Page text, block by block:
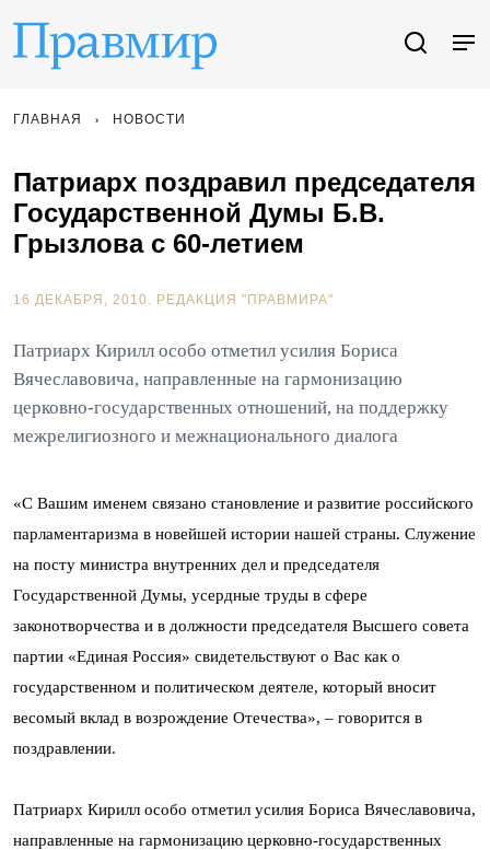
ГЛАВНАЯ НОВОСТИ
Патриарх поздравил председателя
Государственной Думы Б.В.
Грызлова с 60-летием
16 ДЕКАБРЯ, 2010. РЕДАКЦИЯ "ПРАВМИРА"
Патриарх Кирилл особо отметил усилия Бориса
Вячеславовича, направленные на гармонизацию
церковно-государственных отношений, на поддержку
межрелигиозного и межнационального диалога
«С Вашим именем связано становление и развитие российского
парламентаризма в новейшей истории нашей страны. Служение
на посту министра внутренних дел и председателя
Государственной Думы, усердные труды в сфере
законотворчества и в должности председателя Высшего совета
партии «Единая Россия» свидетельствуют о Вас как о
государственном и политическом деятеле, который вносит
весомый вклад в возрождение Отечества», – говорится в
поздравлении.
Патриарх Кирилл особо отметил усилия Бориса Вячеславовича,
направленные на гармонизацию церковно-государственных